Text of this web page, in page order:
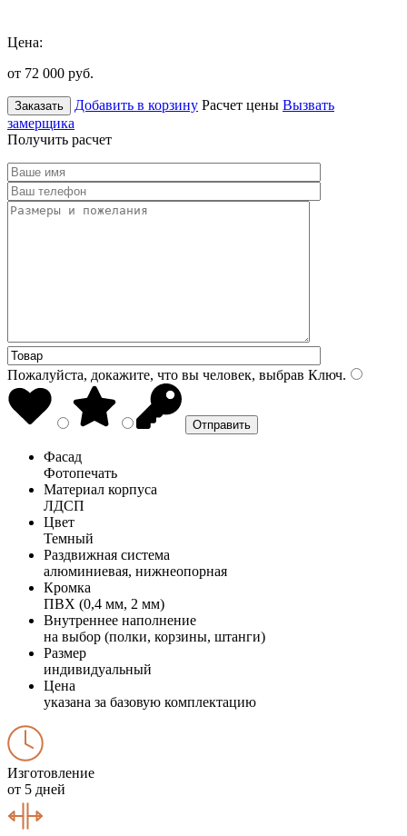
Цена:
от 72 000 руб.
Заказать Добавить в корзину Расчет цены Вызвать
замерщика
Получить расчет
Пожалуйста, докажите, что вы человек, выбрав Ключ.
Фасад
Фотопечать
Материал корпуса
ЛДСП
Цвет
Темный
Раздвижная система
алюминиевая, нижнеопорная
Кромка
ПВХ (0,4 мм, 2 мм)
Внутреннее наполнение
на выбор (полки, корзины, штанги)
Размер
индивидуальный
Цена
указана за базовую комплектацию
Изготовление
от 5 дней